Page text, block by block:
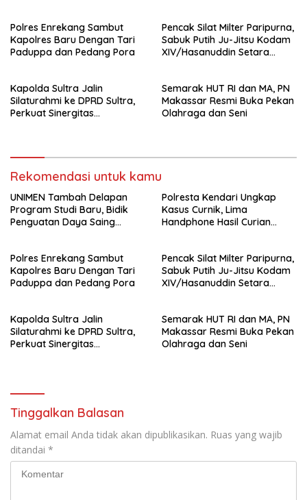
Polres Enrekang Sambut
Kapolres Baru Dengan Tari
Paduppa dan Pedang Pora
Pencak Silat Milter Paripurna,
Sabuk Putih Ju-Jitsu Kodam
XIV/Hasanuddin Setara
Kapolda Sultra Jalin
Silaturahmi ke DPRD Sultra,
Perkuat Sinergitas
Semarak HUT RI dan MA, PN
Makassar Resmi Buka Pekan
Olahraga dan Seni
Rekomendasi untuk kamu
UNIMEN Tambah Delapan
Program Studi Baru, Bidik
Penguatan Daya Saing
Polresta Kendari Ungkap
Kasus Curnik, Lima
Handphone Hasil Curian
Polres Enrekang Sambut
Kapolres Baru Dengan Tari
Paduppa dan Pedang Pora
Pencak Silat Milter Paripurna,
Sabuk Putih Ju-Jitsu Kodam
XIV/Hasanuddin Setara
Kapolda Sultra Jalin
Silaturahmi ke DPRD Sultra,
Perkuat Sinergitas
Semarak HUT RI dan MA, PN
Makassar Resmi Buka Pekan
Olahraga dan Seni
Tinggalkan Balasan
Alamat email Anda tidak akan dipublikasikan. Ruas yang wajib
ditandai *